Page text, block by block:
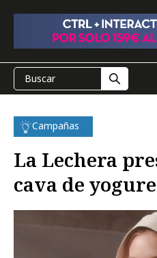
Campañas
La Lechera
cava de